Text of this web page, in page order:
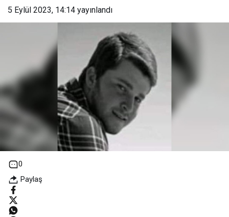
5 Eylül 2023, 14:14 yayınlandı
0
Paylaş